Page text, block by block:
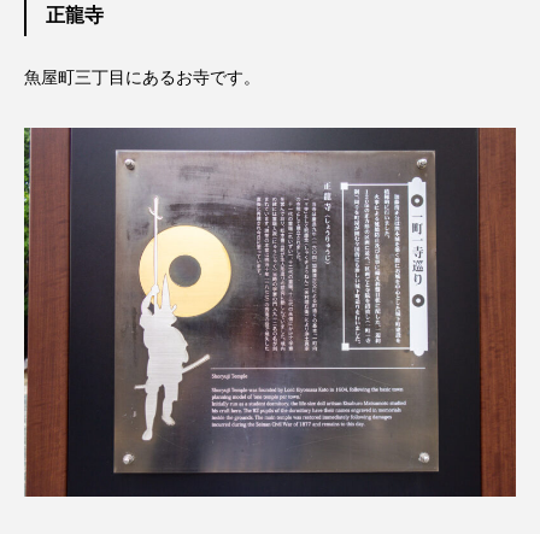
正龍寺
魚屋町三丁目にあるお寺です。